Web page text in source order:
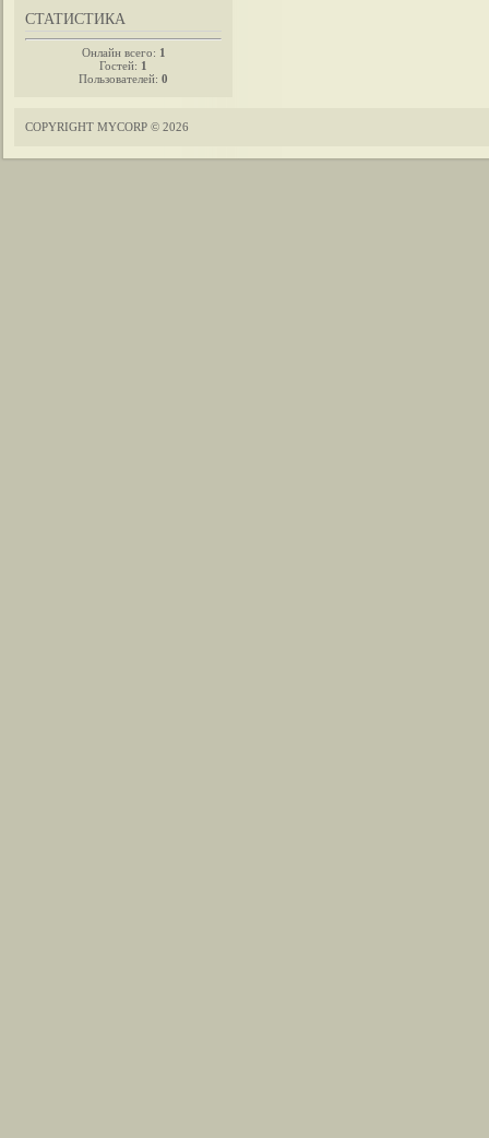
СТАТИСТИКА
Онлайн всего: 1
Гостей: 1
Пользователей: 0
COPYRIGHT MYCORP © 2026